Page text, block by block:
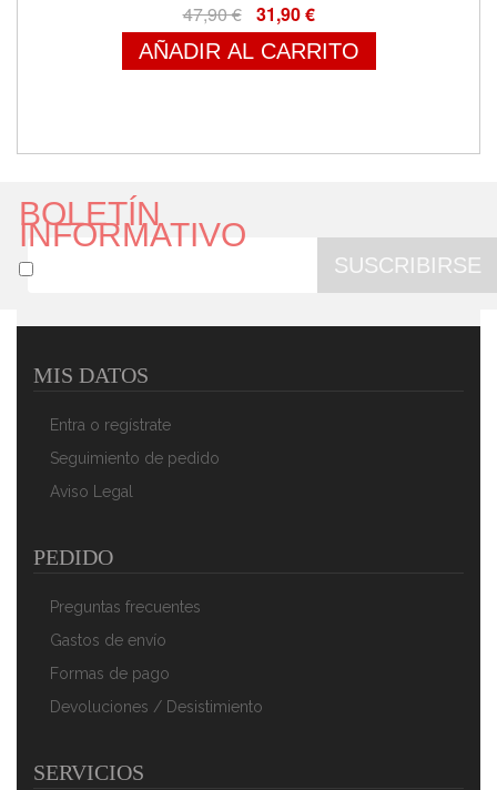
47,90 € 31,90 €
AÑADIR AL CARRITO
Litros, Sin BPA, 2 Velocidades, Cuchillas De Acero
Inoxidable, 350W, Blanco/Gris
BOLETÍN
INFORMATIVO
SUSCRIBIRSE
MIS DATOS
Entra o regístrate
Seguimiento de pedido
Aviso Legal
PEDIDO
Preguntas frecuentes
Gastos de envío
Formas de pago
Devoluciones / Desistimiento
SERVICIOS